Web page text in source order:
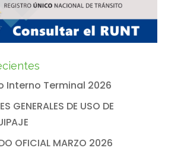
Interno Terminal 2026
GENERALES DE USO DE
OFICIAL MARZO 2026